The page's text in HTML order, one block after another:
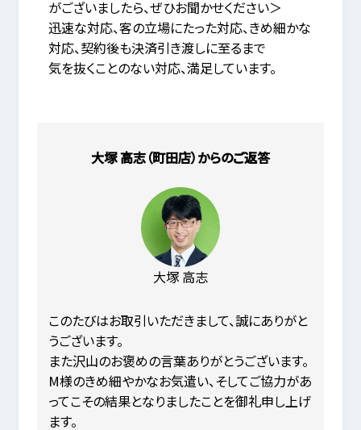
がございましたら、ぜひお聞かせください＞
迅速な対応、客の立場にたった対応、きめ細かな
対応、契約後も決済引き渡しに至るまで
気を抜くことのない対応、満足しています。
大塚 高志（町田店）からのご返答
大塚 高志
このたびはお取引いただきまして、誠にありがと
うございます。
また沢山のお褒めの言葉ありがとうございます。
M様のきめ細やかなお気遣い、そしてご協力があ
ってこその結果となりましたことを御礼申し上げ
ます。